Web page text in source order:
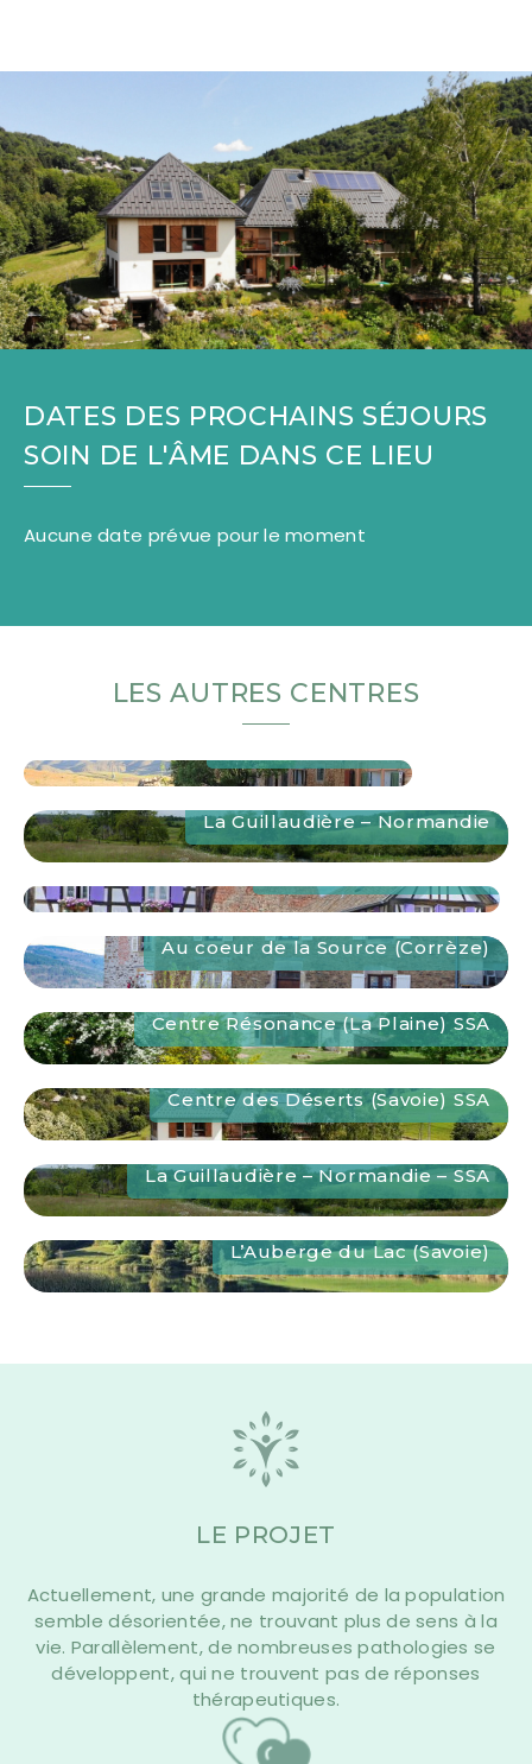
DATES DES PROCHAINS SÉJOURS
SOIN DE L'ÂME DANS CE LIEU
Aucune date prévue pour le moment
LES AUTRES CENTRES
Amizmiz – Maroc" alt="Amizmiz – Maroc">
La Guillaudière – Normandie" alt="La Guillaudière –
Normandie">
La Guillaudière – Normandie
L’arc-en-ciel – Alsace" alt="L’arc-en-ciel – Alsace">
Au coeur de la Source (Corrèze)" alt="Au coeur de
la Source (Corrèze)">
Au coeur de la Source (Corrèze)
Centre Résonance (La Plaine) SSA" alt="Centre
Résonance (La Plaine) SSA">
Centre Résonance (La Plaine) SSA
Centre des Déserts (Savoie) SSA" alt="Centre des
Déserts (Savoie) SSA">
Centre des Déserts (Savoie) SSA
La Guillaudière – Normandie – SSA" alt="La
Guillaudière – Normandie – SSA">
La Guillaudière – Normandie – SSA
L’Auberge du Lac (Savoie)" alt="L’Auberge du Lac
(Savoie)">
L’Auberge du Lac (Savoie)
LE PROJET
Actuellement, une grande majorité de la population
semble désorientée, ne trouvant plus de sens à la
vie. Parallèlement, de nombreuses pathologies se
développent, qui ne trouvent pas de réponses
thérapeutiques.